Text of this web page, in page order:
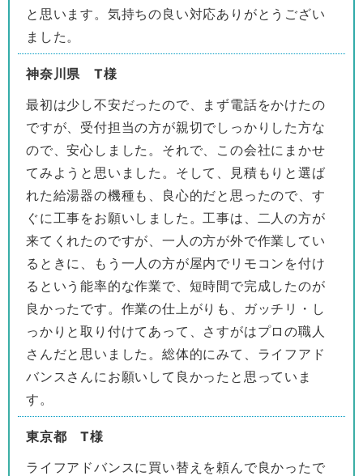
と思います。気持ちの良い対応ありがとうござい
ました。
神奈川県 T様
最初は少し不安だったので、まず電話をかけたの
ですが、受付担当の方が親切でしっかりした方な
ので、安心しました。それで、この会社にまかせ
てみようと思いました。そして、見積もりと選ば
れた給湯器の機種も、良心的だと思ったので、す
ぐに工事をお願いしました。工事は、二人の方が
来てくれたのですが、一人の方が外で作業してい
るときに、もう一人の方が屋内でリモコンを付け
るという能率的な作業で、短時間で完成したのが
良かったです。作業の仕上がりも、ガッチリ・し
っかりと取り付けてあって、さすがはプロの職人
さんだと思いました。総体的にみて、ライフアド
バンスさんにお願いして良かったと思っていま
す。
東京都 T様
ライフアドバンスに買い替えを頼んで良かったで